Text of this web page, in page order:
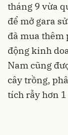
tháng 9 vừa
để mở gara
đã mua thêm
động kinh
Nam cũng
cây trồng,
tích rẫy hơn